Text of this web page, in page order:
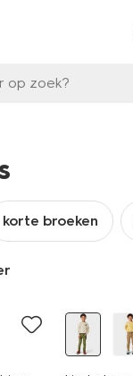
op zoek?
korte broeken